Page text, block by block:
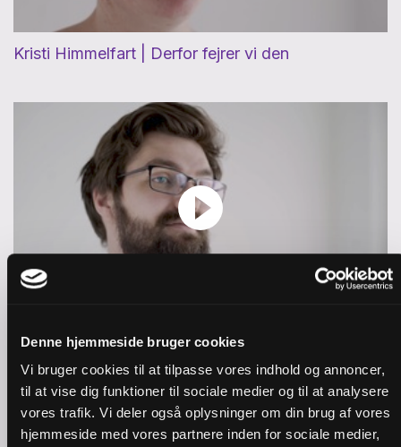
Denne hjemmeside bruger cookies
Vi bruger cookies til at tilpasse vores indhold og annoncer,
til at vise dig funktioner til sociale medier og til at analysere
vores trafik. Vi deler også oplysninger om din brug af vores
hjemmeside med vores partnere inden for sociale medier,
Kristi Himmelfart | Derfor fejrer vi den
Pinse | Hvem er Helligånden?